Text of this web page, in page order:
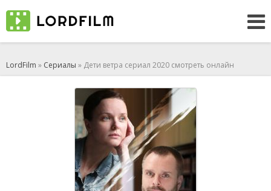
LordFilm » Сериалы » Дети ветра сериал 2020 смотреть онлайн